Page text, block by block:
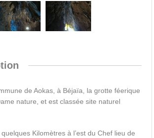
de Aokas, à Béjaïa, la grotte féerique
nature, et est classée site naturel
Kilomètres à l’est du Chef lieu de